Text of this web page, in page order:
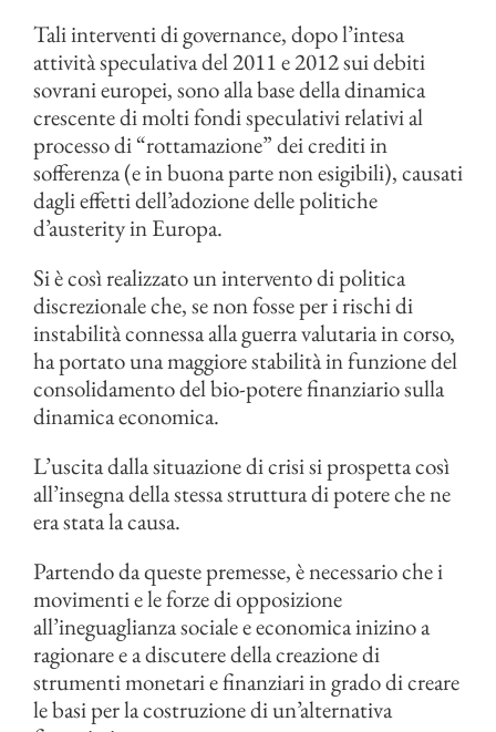
Tali interventi di governance, dopo l’intesa
attività speculativa del 2011 e 2012 sui debiti
sovrani europei, sono alla base della dinamica
crescente di molti fondi speculativi relativi al
processo di “rottamazione” dei crediti in
sofferenza (e in buona parte non esigibili), causati
dagli effetti dell’adozione delle politiche
d’austerity in Europa.
Si è così realizzato un intervento di politica
discrezionale che, se non fosse per i rischi di
instabilità connessa alla guerra valutaria in corso,
ha portato una maggiore stabilità in funzione del
consolidamento del bio-potere finanziario sulla
dinamica economica.
L’uscita dalla situazione di crisi si prospetta così
all’insegna della stessa struttura di potere che ne
era stata la causa.
Partendo da queste premesse, è necessario che i
movimenti e le forze di opposizione
all’ineguaglianza sociale e economica inizino a
ragionare e a discutere della creazione di
strumenti monetari e finanziari in grado di creare
le basi per la costruzione di un’alternativa